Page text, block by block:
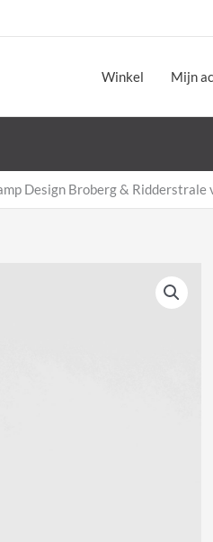
Winkel Mijn
Design Broberg & Ridderstrale